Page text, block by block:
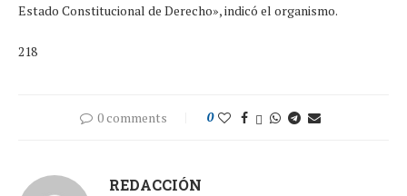
Estado Constitucional de Derecho», indicó el organismo.
218
0 comments 0
REDACCIÓN